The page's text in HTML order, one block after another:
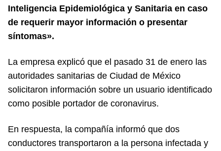
Inteligencia Epidemiológica y Sanitaria en caso
de requerir mayor información o presentar
síntomas».
La empresa explicó que el pasado 31 de enero las
autoridades sanitarias de Ciudad de México
solicitaron información sobre un usuario identificado
como posible portador de coronavirus.
En respuesta, la compañía informó que dos
conductores transportaron a la persona infectada y